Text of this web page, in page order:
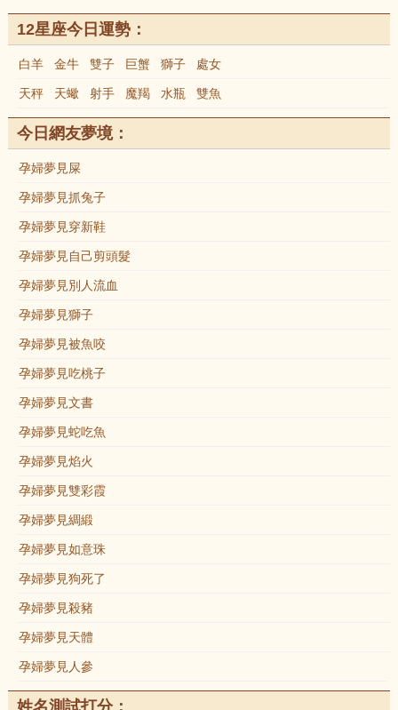
12星座今日運勢：
白羊 金牛 雙子 巨蟹 獅子 處女
天秤 天蠍 射手 魔羯 水瓶 雙魚
今日網友夢境：
孕婦夢見屎
孕婦夢見抓兔子
孕婦夢見穿新鞋
孕婦夢見自己剪頭髮
孕婦夢見別人流血
孕婦夢見獅子
孕婦夢見被魚咬
孕婦夢見吃桃子
孕婦夢見文書
孕婦夢見蛇吃魚
孕婦夢見焰火
孕婦夢見雙彩霞
孕婦夢見綢緞
孕婦夢見如意珠
孕婦夢見狗死了
孕婦夢見殺豬
孕婦夢見天體
孕婦夢見人參
姓名測試打分：